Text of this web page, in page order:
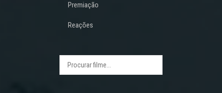
Premiação
Reações